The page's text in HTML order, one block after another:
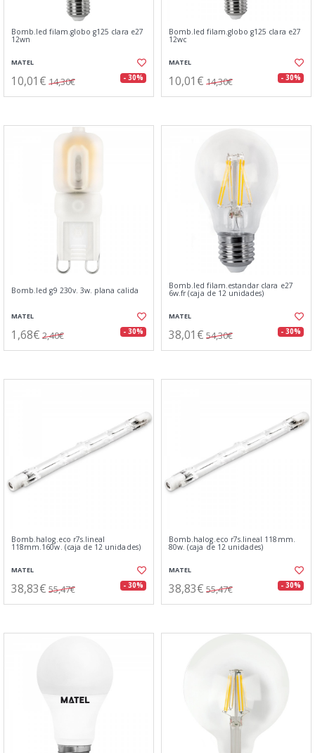
Bomb.led filam.globo g125 clara e27
12wn
MATEL
10,01€ 14,30€ - 30%
Bomb.led filam.globo g125 clara e27
12wc
MATEL
10,01€ 14,30€ - 30%
Bomb.led g9 230v. 3w. plana calida
MATEL
1,68€ 2,40€ - 30%
Bomb.led filam.estandar clara e27
6w.fr (caja de 12 unidades)
MATEL
38,01€ 54,30€ - 30%
Bomb.halog.eco r7s.lineal
118mm.160w. (caja de 12 unidades)
MATEL
38,83€ 55,47€ - 30%
Bomb.halog.eco r7s.lineal 118mm.
80w. (caja de 12 unidades)
MATEL
38,83€ 55,47€ - 30%